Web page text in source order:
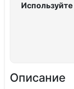
Описание